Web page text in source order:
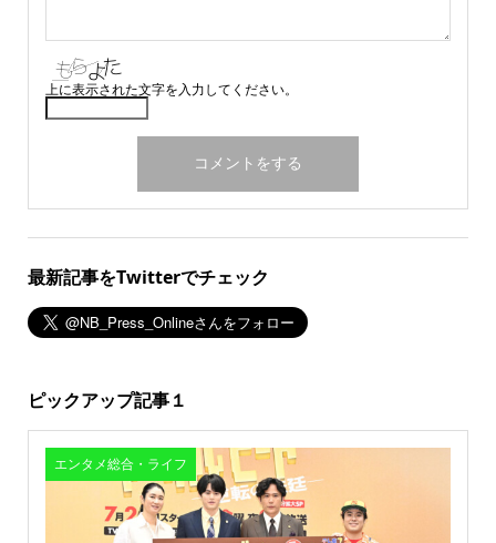
上に表示された文字を入力してください。
最新記事をTwitterでチェック
ピックアップ記事１
エンタメ総合・ライフ